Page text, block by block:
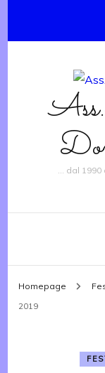
… dal 1990
Homepage
2019